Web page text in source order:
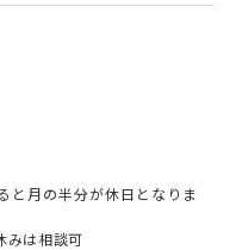
と月の半分が休日となりま
みは相談可